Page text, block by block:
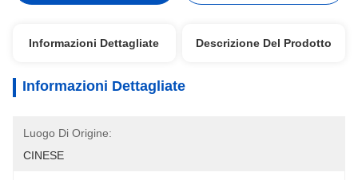
Informazioni Dettagliate Descrizione Del Prodotto
Informazioni Dettagliate
Luogo Di Origine:
CINESE